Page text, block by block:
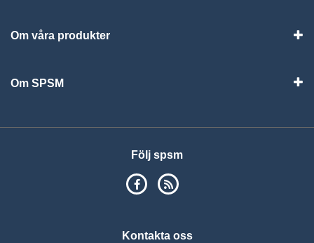
Om våra produkter
Om SPSM
Följ spsm
SPSM på Facebook
Kontakta oss